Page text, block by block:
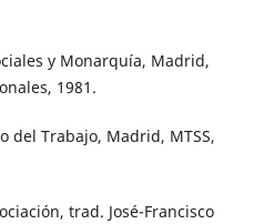
y Monarquía, Madrid,
1981.
del Trabajo, Madrid, MTSS,
trad. José-Francisco